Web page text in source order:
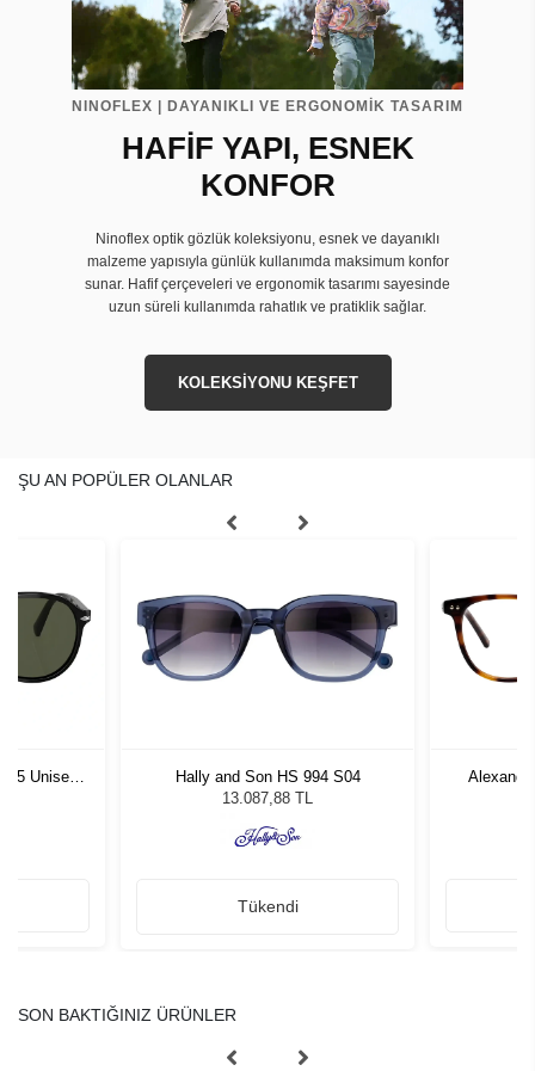
NINOFLEX | DAYANIKLI VE ERGONOMİK TASARIM
HAFİF YAPI, ESNEK
KONFOR
Ninoflex optik gözlük koleksiyonu, esnek ve dayanıklı
malzeme yapısıyla günlük kullanımda maksimum konfor
sunar. Hafif çerçeveleri ve ergonomik tasarımı sayesinde
uzun süreli kullanımda rahatlık ve pratiklik sağlar.
KOLEKSİYONU KEŞFET
ŞU AN POPÜLER OLANLAR
55 Unisex
Hally and Son HS 994 S04
13.087,88 TL
Tükendi
SON BAKTIĞINIZ ÜRÜNLER